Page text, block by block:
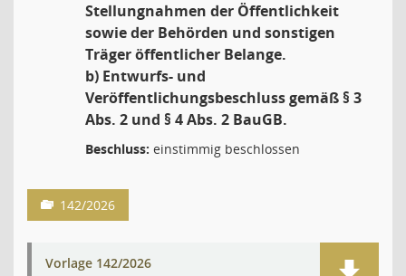
Stellungnahmen der Öffentlichkeit
sowie der Behörden und sonstigen
Träger öffentlicher Belange.
b) Entwurfs- und
Veröffentlichungsbeschluss gemäß § 3
Abs. 2 und § 4 Abs. 2 BauGB.
Beschluss: einstimmig beschlossen
142/2026
Vorlage 142/2026